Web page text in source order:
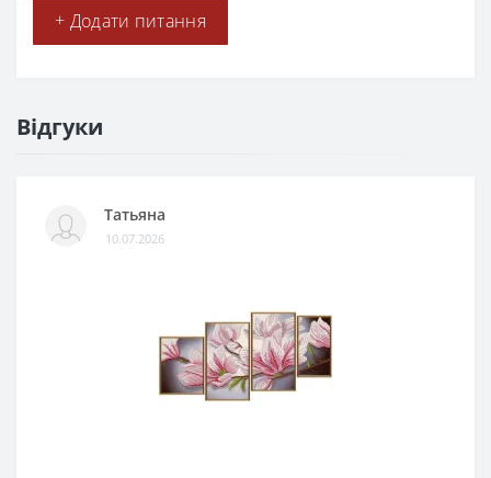
+ Додати питання
Відгуки
Татьяна
10.07.2026